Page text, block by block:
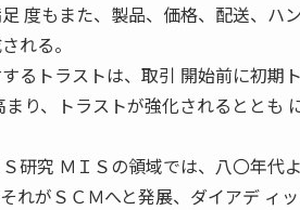
度もまた、製品、価格、配送、ハ
れる。
るトラストは、取引 開始前に初
まり、トラストが強化されるととも
Ｓ研究 ＭＩＳの領域では、八〇年
れがＳＣＭへと発展、ダイアデ ィ